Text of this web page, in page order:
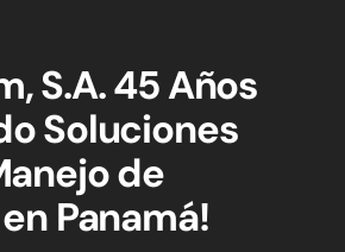
S.A. 45 Años
Soluciones
de